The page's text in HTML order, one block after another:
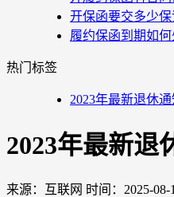
开保函要交多少保
履约保函到期如何
热门标签
2023年最新退休通
2023年最新退
来源：互联网 时间：2025-08-